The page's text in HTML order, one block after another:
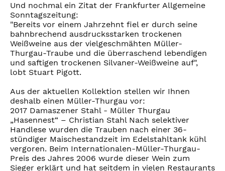
Und nochmal ein Zitat der Frankfurter Allgemeine
Sonntagszeitung:
"Bereits vor einem Jahrzehnt fiel er durch seine
bahnbrechend ausdrucksstarken trockenen
Weißweine aus der vielgeschmähten Müller-
Thurgau-Traube und die überraschend lebendigen
und saftigen trockenen Silvaner-Weißweine auf",
lobt Stuart Pigott.
Aus der aktuellen Kollektion stellen wir Ihnen
deshalb einen Müller-Thurgau vor:
2017 Damaszener Stahl - Müller Thurgau
„Hasennest“ – Christian Stahl Nach selektiver
Handlese wurden die Trauben nach einer 36-
stündiger Maischestandzeit im Edelstahltank kühl
vergoren. Beim Internationalen-Müller-Thurgau-
Preis des Jahres 2006 wurde dieser Wein zum
Sieger erklärt und hat seitdem in vielen Restaurants